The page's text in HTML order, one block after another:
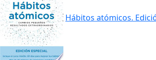
Hábitos atómicos.